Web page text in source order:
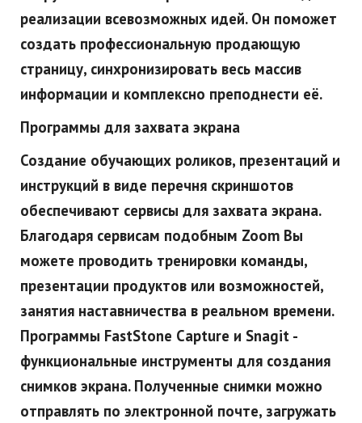
реализации всевозможных идей. Он поможет
создать профессиональную продающую
страницу, синхронизировать весь массив
информации и комплексно преподнести её.
Программы для захвата экрана
Создание обучающих роликов, презентаций и
инструкций в виде перечня скриншотов
обеспечивают сервисы для захвата экрана.
Благодаря сервисам подобным Zoom Вы
можете проводить тренировки команды,
презентации продуктов или возможностей,
занятия наставничества в реальном времени.
Программы FastStone Capture и Snagit -
функциональные инструменты для создания
снимков экрана. Полученные снимки можно
отправлять по электронной почте, загружать